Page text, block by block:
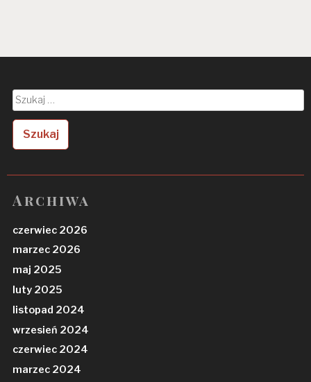
Szukaj:
Archiwa
czerwiec 2026
marzec 2026
maj 2025
luty 2025
listopad 2024
wrzesień 2024
czerwiec 2024
marzec 2024